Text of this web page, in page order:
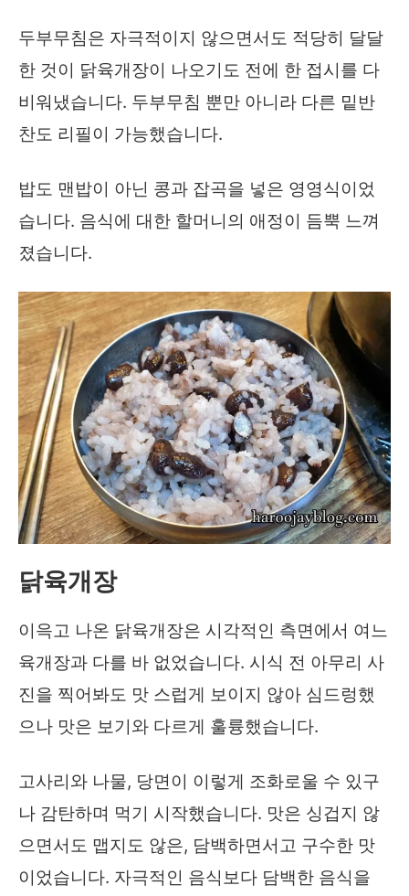
두부무침은 자극적이지 않으면서도 적당히 달달
한 것이 닭육개장이 나오기도 전에 한 접시를 다
비워냈습니다. 두부무침 뿐만 아니라 다른 밑반
찬도 리필이 가능했습니다.
밥도 맨밥이 아닌 콩과 잡곡을 넣은 영영식이었
습니다. 음식에 대한 할머니의 애정이 듬뿍 느껴
졌습니다.
닭육개장
이윽고 나온 닭육개장은 시각적인 측면에서 여느
육개장과 다를 바 없었습니다. 시식 전 아무리 사
진을 찍어봐도 맛 스럽게 보이지 않아 심드렁했
으나 맛은 보기와 다르게 훌륭했습니다.
고사리와 나물, 당면이 이렇게 조화로울 수 있구
나 감탄하며 먹기 시작했습니다. 맛은 싱겁지 않
으면서도 맵지도 않은, 담백하면서고 구수한 맛
이었습니다. 자극적인 음식보다 담백한 음식을